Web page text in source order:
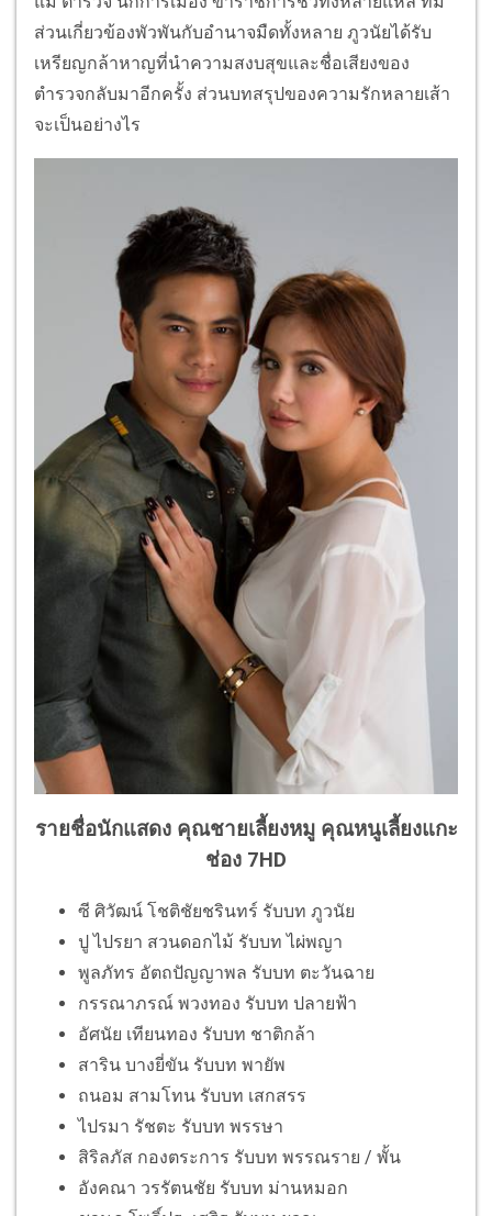
ส่วนเกี่ยวข้องพัวพันกับอำนาจมืดทั้งหลาย ภูวนัยได้รับ
เหรียญกล้าหาญที่นำความสงบสุขและชื่อเสียงของ
ตำรวจกลับมาอีกครั้ง ส่วนบทสรุปของความรักหลายเส้า
จะเป็นอย่างไร
รายชื่อนักแสดง คุณชายเลี้ยงหมู คุณหนูเลี้ยงแกะ
ช่อง 7HD
ซี ศิวัฒน์ โชติชัยชรินทร์ รับบท ภูวนัย
ปู ไปรยา สวนดอกไม้ รับบท ไผ่พญา
พูลภัทร อัตถปัญญาพล รับบท ตะวันฉาย
กรรณาภรณ์ พวงทอง รับบท ปลายฟ้า
อัศนัย เทียนทอง รับบท ชาติกล้า
สาริน บางยี่ขัน รับบท พายัพ
ถนอม สามโทน รับบท เสกสรร
ไปรมา รัชตะ รับบท พรรษา
สิริลภัส กองตระการ รับบท พรรณราย / พั้น
อังคณา วรรัตนชัย รับบท ม่านหมอก